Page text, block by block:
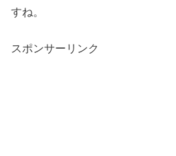
すね。
スポンサーリンク